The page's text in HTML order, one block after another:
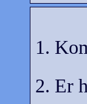
1.
2. Er